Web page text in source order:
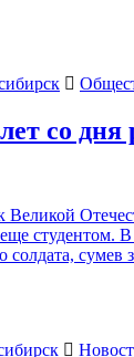
со
студентом. В
солдата, сумев